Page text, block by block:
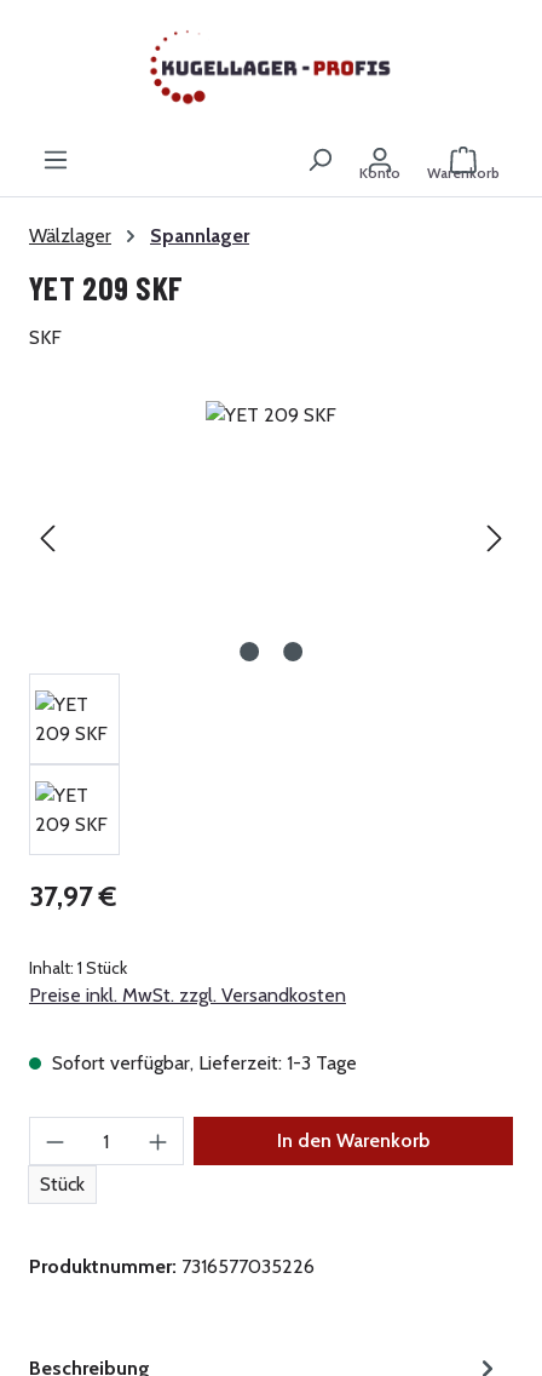
Zum Hauptinhalt springen
Konto Warenkorb
Wälzlager Spannlager
YET 209 SKF
SKF
Bildergalerie überspringen
Regulärer Preis:
37,97 €
Inhalt: 1 Stück
Preise inkl. MwSt. zzgl. Versandkosten
Sofort verfügbar, Lieferzeit: 1-3 Tage
Produkt Anzahl: Gib den gewünschten Wert
Stück
In den Warenkorb
Produktnummer: 7316577035226
Beschreibung